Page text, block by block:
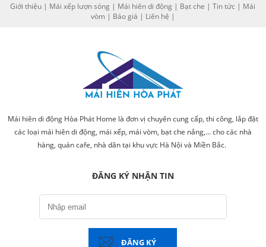
Giới thiệu | Mái xếp lượn sóng | Mái hiên di động | Bạt che |Tin tức | Mái
vòm| Báo giá | Liên hệ |
Mái hiên di động Hòa Phát Home là đơn vị chuyên cung cấp, thi công, lắp đặt
các loại mái hiên di động, mái xếp, mái vòm, bạt che nắng,... cho các nhà
hàng, quán cafe, nhà dân tại khu vực Hà Nội và Miền Bắc.
ĐĂNG KÝ NHẬN TIN
ĐĂNG KÝ